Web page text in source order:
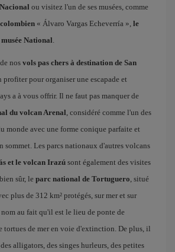
ou visitez l'un de ses musées, comme
« Álvaro Vargas Echeverría », le
National
nos vols pas chers à destination de San
profiter pour organiser une escapade et
a à vous offrir. Il ne faut pas manquer de
du volcan Arenal , considéré comme l'un des
monde avec une forme conique parfaite et
sommet. Les parcs nationaux d'autres volcans
et le volcan Irazú sont également des visites
sûr, le parc national de Tortuguero , situé
plus de 312 km² protégés, sur mer et sur
au fait qu'il est le lieu de ponte de
tortues de mer en voie d'extinction. De plus, il
alligators, des singes hurleurs, des petites